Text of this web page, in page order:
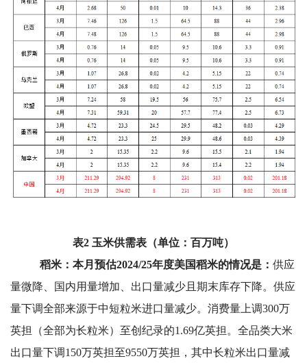
表2 玉米供需表（单位：百万吨）
稻米：本月预估2024/25年度美国稻米的情况是： 供应
量微降、国内用量增加、出口量减少且期末库存下降。供应
量下调全部来源于中短粒米进口量减少。消费量上调300万
英担（全部为长粒米）至创纪录的1.69亿英担。全品类大米
出口量下调150万英担至9550万英担，其中长粒米出口量减